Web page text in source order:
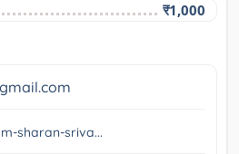
₹1,000
sharan-sriva...